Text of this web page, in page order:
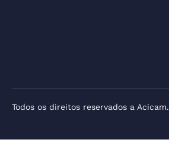
Todos os direitos reservados a Acicam.